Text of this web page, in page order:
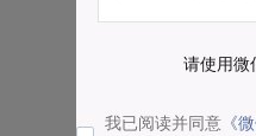
请使用微
我已阅读并同意 《